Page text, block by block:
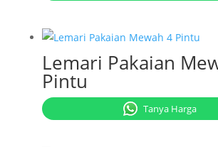
Lemari Pakaian
Pintu
Tanya Harga